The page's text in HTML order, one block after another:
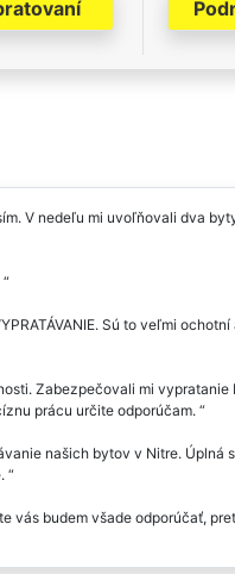
V nedeľu mi uvoľňovali dva
Sú to veľmi
Zabezpečovali mi
prácu určite odporúčam.
našich bytov v Nitre. Úplná
budem všade odporúčať,